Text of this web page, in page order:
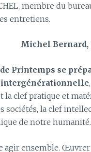
membre du
entretiens.
Michel Bernard,
Printemps se
intergénérationnelle
la clef pratique et
sociétés, la clef
de notre humanité.
agir ensemble. Œuvrer